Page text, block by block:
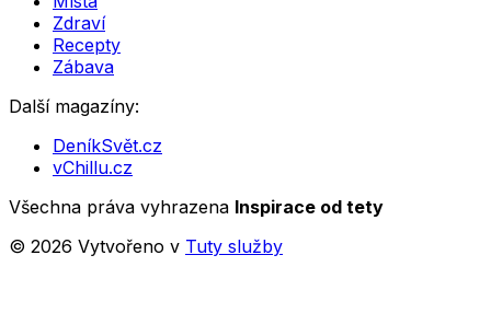
Zdraví
Recepty
Zábava
Další magazíny:
DeníkSvět.cz
vChillu.cz
Všechna práva vyhrazena Inspirace od tety
© 2026 Vytvořeno v Tuty služby